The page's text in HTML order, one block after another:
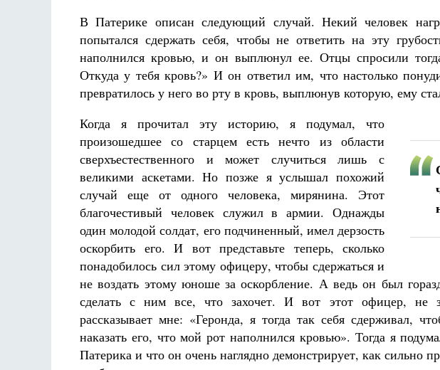
В Патерике описан следующий случай. Некий человек
попытался сдержать себя, чтобы не ответить на эту
наполнился кровью, и он выплюнул ее. Отцы спросили
Откуда у тебя кровь?» И он ответил им, что настолько
превратилось у него во рту в кровь, выплюнув которую, ему
Когда я прочитал эту историю, я подумал, что
произошедшее со старцем есть нечто из области
сверхъестественного и может случиться лишь с
великими аскетами. Но позже я услышал похожий
случай еще от одного человека, мирянина. Этот
благочестивый человек служил в армии. Однажды
один молодой солдат, его подчиненный, имел дерзость
оскорбить его. И вот представьте теперь, сколько
понадобилось сил этому офицеру, чтобы сдержаться и
не воздать этому юноше за оскорбление. А ведь он был
сделать с ним все, что захочет. И вот этот офицер, не
рассказывает мне: «Геронда, я тогда так себя сдерживал,
наказать его, что мой рот наполнился кровью». Тогда я
Патерика и что он очень наглядно демонстрирует, как сильно